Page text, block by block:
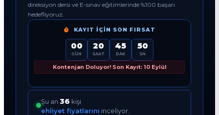
direksiyon dersi ve E-sınav eğitimlerinde %100 başarı
hedefliyoruz.
KAYIT İÇIN SON FIRSAT
00
GÜN
20
SAAT
45
DAK
49
SN
Kontenjan Doluyor! Son Kayıt: 10 Eylül
Şu an 37 kişi
ehliyet fiyatlarını inceliyor.